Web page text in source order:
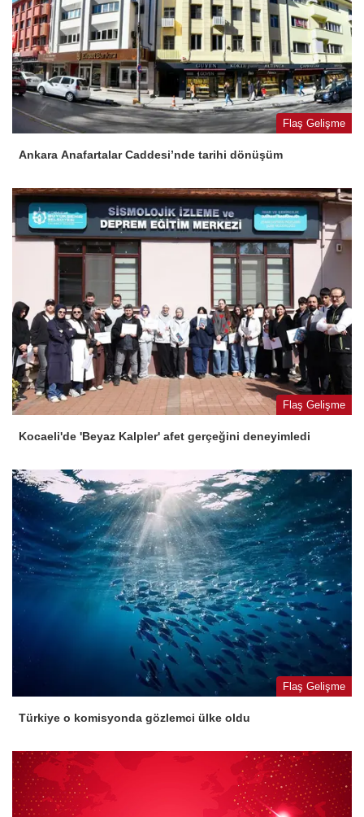
Flaş Gelişme
Ankara Anafartalar Caddesi’nde tarihi dönüşüm
Flaş Gelişme
Kocaeli'de 'Beyaz Kalpler' afet gerçeğini deneyimledi
Flaş Gelişme
Türkiye o komisyonda gözlemci ülke oldu